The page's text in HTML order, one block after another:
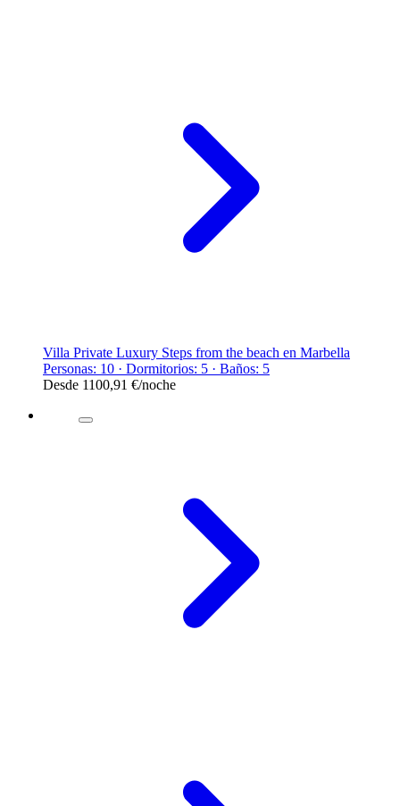
Villa Private Luxury Steps from the beach en Marbella
Personas: 10 · Dormitorios: 5 · Baños: 5
Desde 1100,91 €/noche